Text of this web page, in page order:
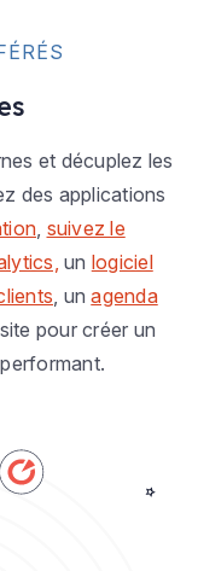
et décuplez les
des applications
, suivez le
un logiciel
, unagenda
pour créer un